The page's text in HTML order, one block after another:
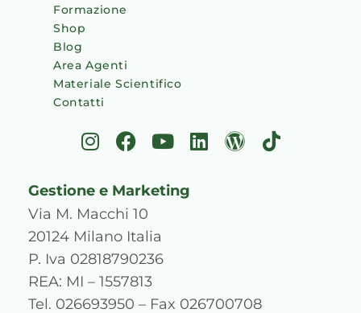
Formazione
Shop
Blog
Area Agenti
Materiale Scientifico
Contatti
I
n
t
a
g
r
a
m
F
a
e
b
o
o
k
Y
o
t
e
L
i
W
o
s
T
i
Gestione e Marketing
Via M. Macchi 10
20124 Milano Italia
P. Iva 02818790236
REA: MI – 1557813
Tel. 026693950 – Fax 026700708